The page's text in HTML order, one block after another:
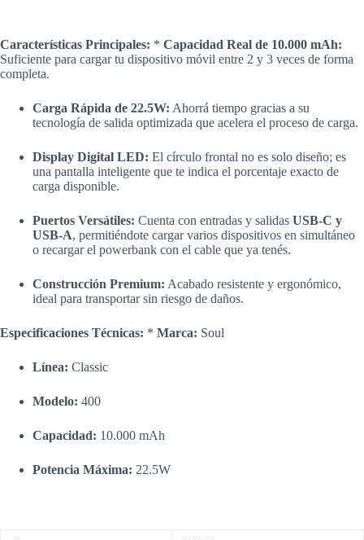
Características Principales: * Capacidad Real de 10.000 mAh:
Suficiente para cargar tu dispositivo móvil entre 2 y 3 veces de forma
completa.
Carga Rápida de 22.5W: Ahorrá tiempo gracias a su
tecnología de salida optimizada que acelera el proceso de carga.
Display Digital LED: El círculo frontal no es solo diseño; es
una pantalla inteligente que te indica el porcentaje exacto de
carga disponible.
Puertos Versátiles: Cuenta con entradas y salidas USB-C y
USB-A, permitiéndote cargar varios dispositivos en simultáneo
o recargar el powerbank con el cable que ya tenés.
Construcción Premium: Acabado resistente y ergonómico,
ideal para transportar sin riesgo de daños.
Especificaciones Técnicas: * Marca: Soul
Línea: Classic
Modelo: 400
Capacidad: 10.000 mAh
Potencia Máxima: 22.5W